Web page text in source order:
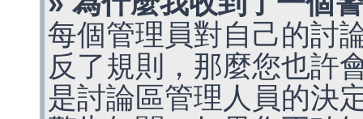
每個管理員對自己的討
反了規則，那麼您也許
是討論區管理人員的決